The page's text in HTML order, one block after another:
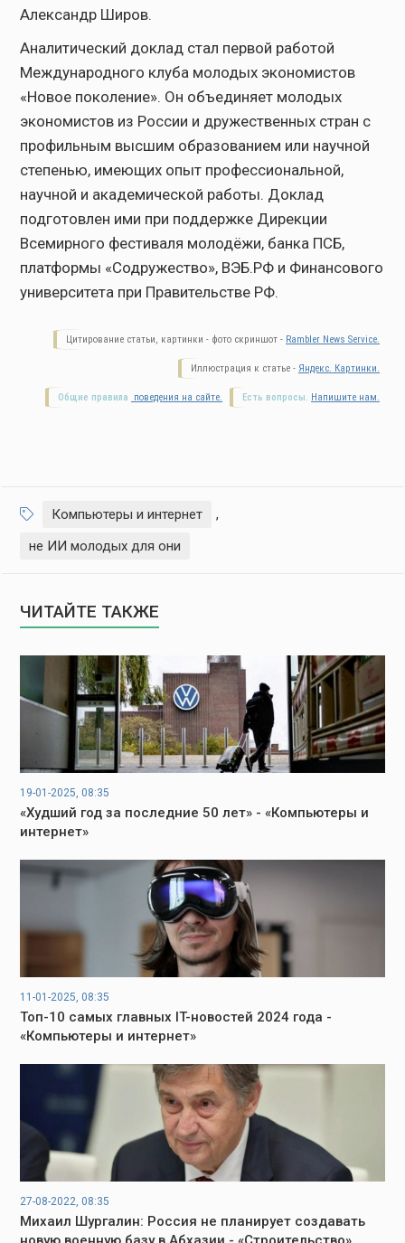
Александр Широв.
Аналитический доклад стал первой работой
Международного клуба молодых экономистов
«Новое поколение». Он объединяет молодых
экономистов из России и дружественных стран с
профильным высшим образованием или научной
степенью, имеющих опыт профессиональной,
научной и академической работы. Доклад
подготовлен ими при поддержке Дирекции
Всемирного фестиваля молодёжи, банка ПСБ,
платформы «Содружество», ВЭБ.РФ и Финансового
университета при Правительстве РФ.
Цитирование статьи, картинки - фото скриншот - Rambler News Service.
Иллюстрация к статье - Яндекс. Картинки.
Есть вопросы. Напишите нам.
Общие правила поведения на сайте.
Компьютеры и интернет
,
не ИИ молодых для они
ЧИТАЙТЕ ТАКЖЕ
19-01-2025, 08:35
«Худший год за последние 50 лет» - «Компьютеры и
интернет»
11-01-2025, 08:35
Топ-10 самых главных IT-новостей 2024 года -
«Компьютеры и интернет»
27-08-2022, 08:35
Михаил Шургалин: Россия не планирует создавать